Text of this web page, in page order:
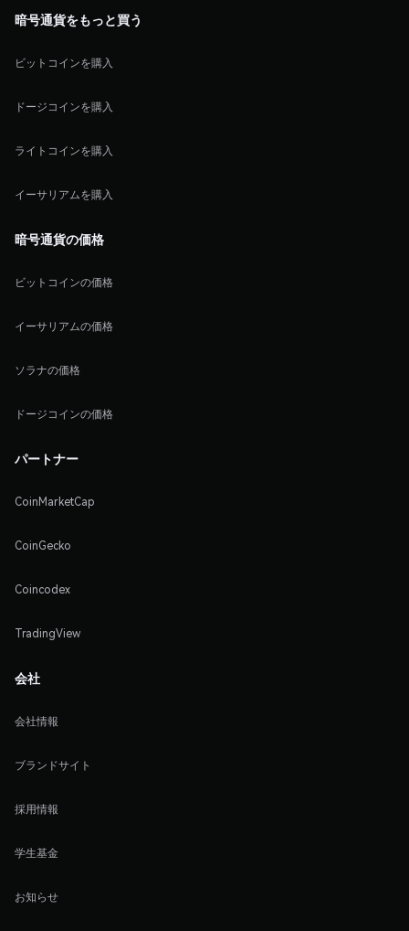
暗号通貨をもっと買う
ビットコインを購入
ドージコインを購入
ライトコインを購入
イーサリアムを購入
暗号通貨の価格
ビットコインの価格
イーサリアムの価格
ソラナの価格
ドージコインの価格
パートナー
CoinMarketCap
CoinGecko
Coincodex
TradingView
会社
会社情報
ブランドサイト
採用情報
学生基金
お知らせ